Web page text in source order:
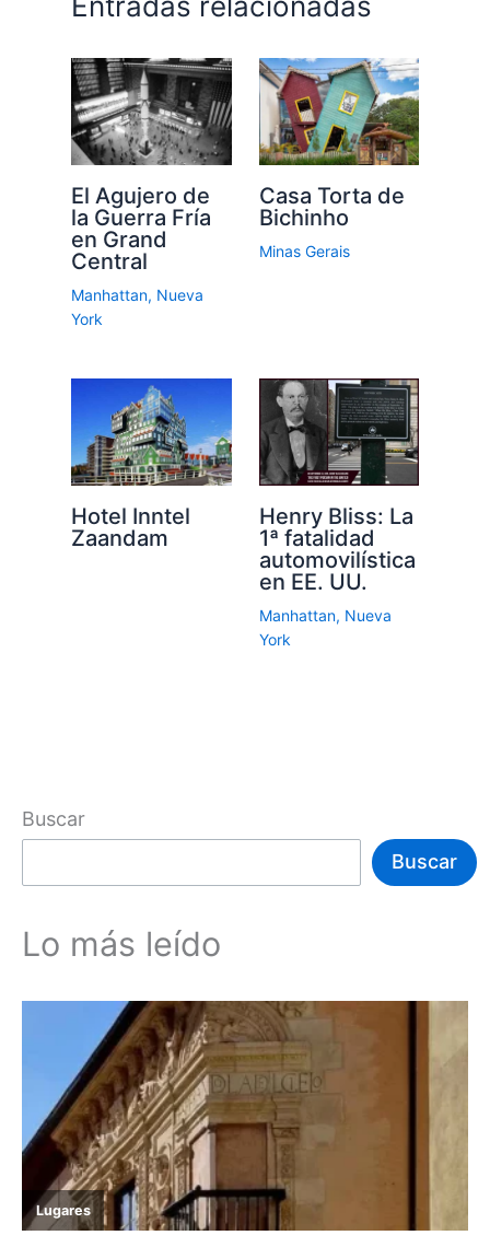
El Agujero de
la Guerra Fría
en Grand
Central
Manhattan, Nueva
York
Casa Torta de
Bichinho
Minas Gerais
Hotel Inntel
Zaandam
Henry Bliss: La
1ª fatalidad
automovilística
en EE. UU.
Manhattan, Nueva
York
Buscar
Buscar
Lo más leído